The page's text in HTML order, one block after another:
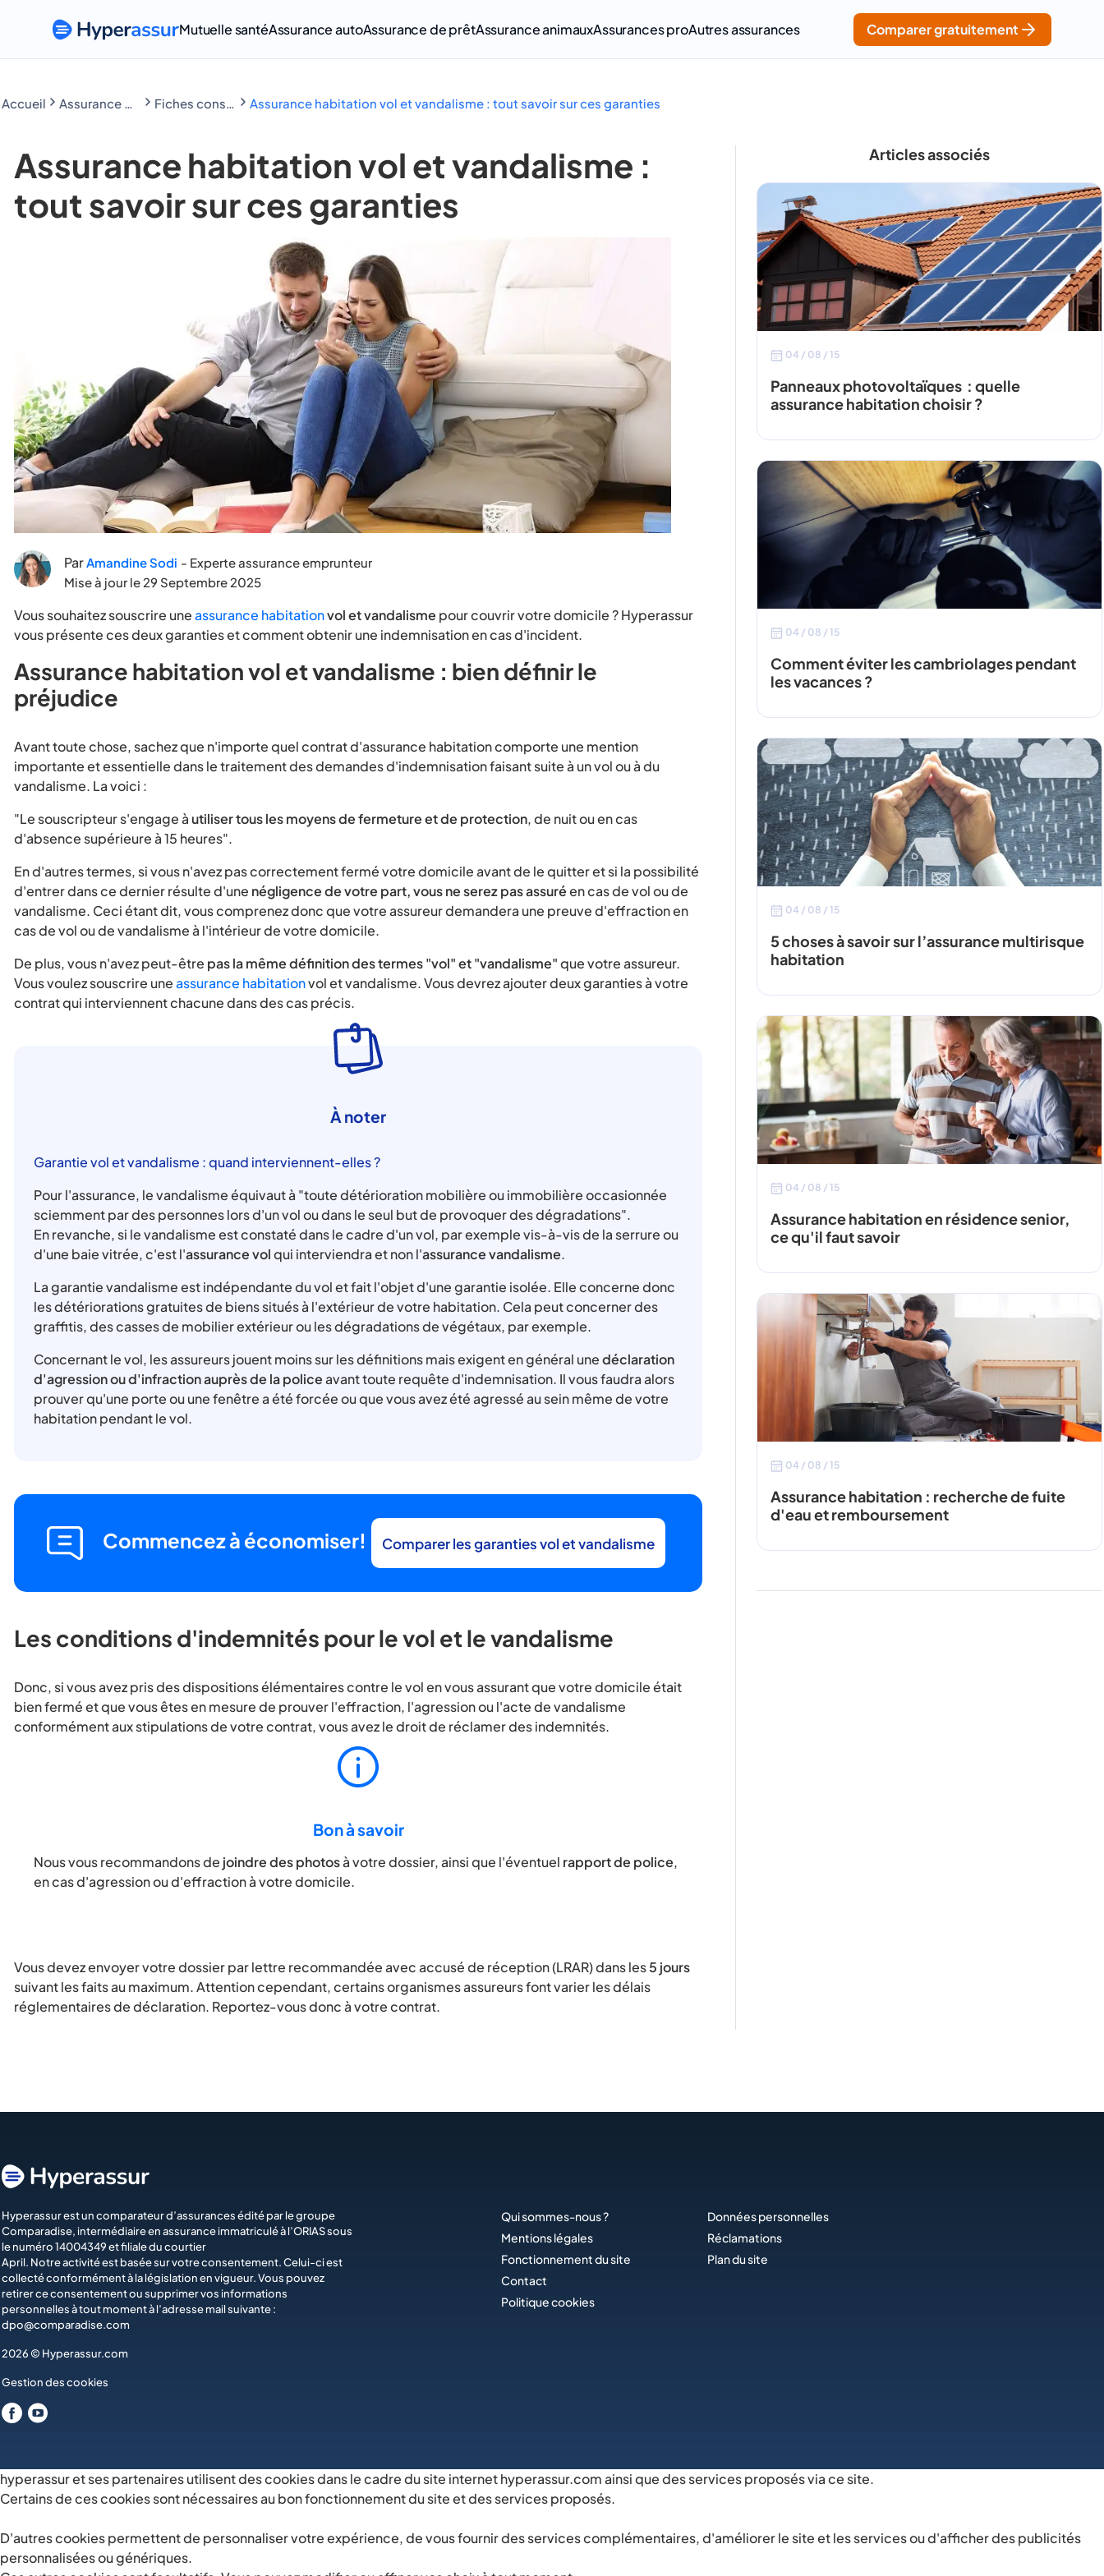
Mutuelle santéAssurance autoAssurance de prêtAssurance animauxAssurances proAutres assurances Comparer gratuitement
Accueil Assurance habitation vol et vandalisme : tout savoir sur ces garanties
Assurance habitation vol et vandalisme :
tout savoir sur ces garanties
ParAmandine Sodi - Experte assurance emprunteur
Mise à jour le29 Septembre 2025
Vous souhaitez souscrire uneassurance habitationvol et vandalisme pour couvrir votre domicile ? Hyperassur
vous présente ces deux garanties et commentobtenir une indemnisationen cas d'incident.
Assurance habitation vol et vandalisme : bien définir le
préjudice
Avant toute chose, sachez que n'importe quel contrat d'assurance habitation comporte une mention
importante et essentielle dans le traitement des demandes d'indemnisation faisant suite à un vol ou à du
vandalisme. La voici :
"Le souscripteur s'engage àutiliser tous les moyens de fermeture et de protection, de nuit ou en cas
d'absence supérieure à 15 heures".
En d'autres termes, si vous n'avez pas correctement fermé votre domicile avant de le quitter et si la possibilité
d'entrer dans ce dernier résulte d'une négligence de votre part, vous ne serez pas assuréen cas de vol ou de
vandalisme. Ceci étant dit, vous comprenez donc que votre assureur demandera une preuve d'effraction en
cas de vol ou de vandalisme à l'intérieur de votre domicile.
De plus, vous n'avez peut-être pas la même définition des termes "vol" et "vandalisme"que votre assureur.
Vous voulez souscrire uneassurance habitationvol et vandalisme. Vous devrez ajouter deux garanties à votre
contrat qui interviennent chacune dans des cas précis.
À noter
Garantie vol et vandalisme : quand interviennent-elles ?
Pour l'assurance, le vandalisme équivaut à "toute détérioration mobilière ou immobilière occasionnée
sciemment par des personnes lors d'un vol ou dans le seul but de provoquer des dégradations".
En revanche, si le vandalisme est constaté dans le cadre d'un vol, par exemple vis-à-vis de la serrure ou
d'une baie vitrée, c'est l'assurance volqui interviendra et non l'assurance vandalisme.
La garantie vandalisme est indépendante du vol et fait l'objet d'une garantie isolée. Elle concerne donc
les détériorations gratuites de biens situés à l'extérieur de votre habitation. Cela peut concerner des
graffitis, des casses de mobilier extérieur ou les dégradations de végétaux, par exemple.
Concernant le vol, les assureurs jouent moins sur les définitions mais exigent en général unedéclaration
d'agression ou d'infraction auprès de la policeavant toute requête d'indemnisation. Il vous faudra alors
prouver qu'une porte ou une fenêtre a été forcée ou que vous avez été agressé au sein même de votre
habitation pendant le vol.
Commencez à économiser! Comparer les garanties vol et vandalisme
Les conditions d'indemnités pour le vol et le vandalisme
Donc, si vous avez pris des dispositions élémentaires contre le vol en vous assurant que votre domicile était
bien fermé et que vous êtes en mesure de prouver l'effraction, l'agression ou l'acte de vandalisme
conformément aux stipulations de votre contrat, vous avez le droit de réclamer des indemnités.
Bon à savoir
Nous vous recommandons de joindre des photosà votre dossier, ainsi que l'éventuel rapport de police,
en cas d'agression ou d'effraction à votre domicile.
Vous devez envoyer votre dossier par lettre recommandée avec accusé de réception (LRAR) dans les5 jours
suivant les faits au maximum. Attention cependant, certains organismes assureurs font varier les délais
réglementaires de déclaration. Reportez-vous donc à votre contrat.
Articles associés
04 / 08 / 15
Panneaux photovoltaïques : quelle
assurance habitation choisir ?
04 / 08 / 15
Comment éviter les cambriolages pendant
les vacances ?
04 / 08 / 15
5 choses à savoir sur l’assurance multirisque
habitation
04 / 08 / 15
Assurance habitation en résidence senior,
ce qu'il faut savoir
04 / 08 / 15
Assurance habitation : recherche de fuite
d'eau et remboursement
Hyperassur est un comparateur d’assurances édité par le groupe
Comparadise, intermédiaire en assurance immatriculé à l’ORIAS sous
le numéro 14004349 et filiale du courtier
April. Notre activité est basée sur votre consentement. Celui-ci est
collecté conformément à la législation en vigueur. Vous pouvez
retirer ce consentement ou supprimer vos informations
personnelles à tout moment à l’adresse mail suivante :
dpo@comparadise.com
2026 © Hyperassur.com
Gestion des cookies
Qui sommes-nous ?
Mentions légales
Fonctionnement du site
Contact
Politique cookies
Données personnelles
Réclamations
Plan du site
hyperassur et ses partenaires utilisent des cookies dans le cadre du site internet hyperassur.com ainsi que des services proposés via ce site.
Certains de ces cookies sont nécessaires au bon fonctionnement du site et des services proposés.
D'autres cookies permettent de personnaliser votre expérience, de vous fournir des services complémentaires, d'améliorer le site et les services ou d'afficher des publicités
personnalisées ou génériques.